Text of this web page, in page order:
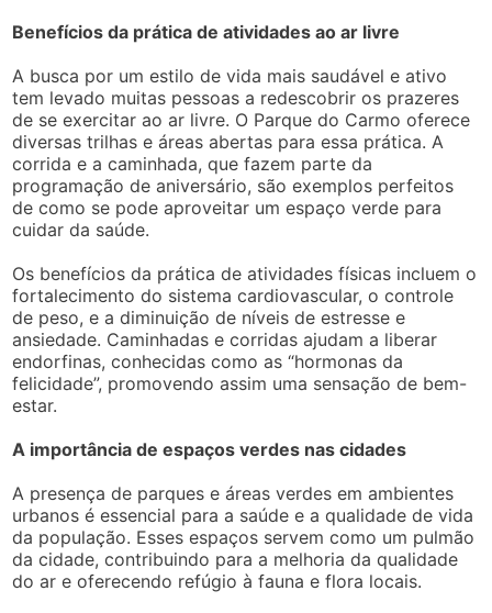
Benefícios da prática de atividades ao ar livre
A busca por um estilo de vida mais saudável e ativo
tem levado muitas pessoas a redescobrir os prazeres
de se exercitar ao ar livre. O Parque do Carmo oferece
diversas trilhas e áreas abertas para essa prática. A
corrida e a caminhada, que fazem parte da
programação de aniversário, são exemplos perfeitos
de como se pode aproveitar um espaço verde para
cuidar da saúde.
Os benefícios da prática de atividades físicas incluem o
fortalecimento do sistema cardiovascular, o controle
de peso, e a diminuição de níveis de estresse e
ansiedade. Caminhadas e corridas ajudam a liberar
endorfinas, conhecidas como as “hormonas da
felicidade”, promovendo assim uma sensação de bem-
estar.
A importância de espaços verdes nas cidades
A presença de parques e áreas verdes em ambientes
urbanos é essencial para a saúde e a qualidade de vida
da população. Esses espaços servem como um pulmão
da cidade, contribuindo para a melhoria da qualidade
do ar e oferecendo refúgio à fauna e flora locais.